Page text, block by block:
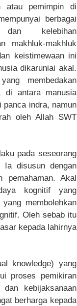
atau pemimpin di
berbagai
dan kelebihan
makhluk-makhluk
keistimewaan ini
dikaruniai akal.
membedakan
di antara manusia
panca indra, namun
oleh Allah SWT
pada seseorang
Ia disusun dengan
Akal
kognitif yang
membolehkan
Oleh sebab itu
kepada lahirnya
knowledge) yang
proses pemikiran
kebijaksanaan
berharga kepada